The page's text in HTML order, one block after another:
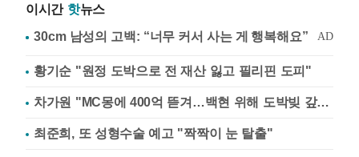
이시간 핫뉴스
황기순 "원정 도박으로 전 재산 잃고 필리핀 도피"
차가원 "MC몽에 400억 뜯겨…백현 위해 도박빚 갚아줘"
최준희, 또 성형수술 예고 "짝짝이 눈 탈출"